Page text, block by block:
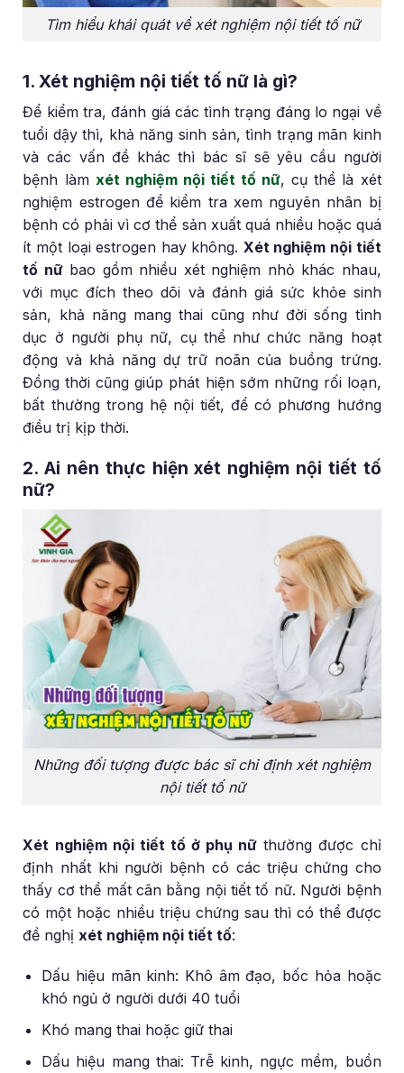
Tìm hiểu khái quát về xét nghiệm nội tiết tố nữ
1. Xét nghiệm nội tiết tố nữ là gì?
Để kiểm tra, đánh giá các tình trạng đáng lo ngại về
tuổi dậy thì, khả năng sinh sản, tình trạng mãn kinh
và các vấn đề khác thì bác sĩ sẽ yêu cầu người
bệnh làm xét nghiệm nội tiết tố nữ, cụ thể là xét
nghiệm estrogen để kiểm tra xem nguyên nhân bị
bệnh có phải vì cơ thể sản xuất quá nhiều hoặc quá
ít một loại estrogen hay không. Xét nghiệm nội tiết
tố nữbao gồm nhiều xét nghiệm nhỏ khác nhau,
với mục đích theo dõi và đánh giá sức khỏe sinh
sản, khả năng mang thai cũng như đời sống tình
dục ở người phụ nữ, cụ thể như chức năng hoạt
động và khả năng dự trữ noãn của buồng trứng.
Đồng thời cũng giúp phát hiện sớm những rối loạn,
bất thường trong hệ nội tiết, để có phương hướng
điều trị kịp thời.
2. Ai nên thực hiện xét nghiệm nội tiết tố
nữ?
Những đối tượng được bác sĩ chỉ định xét nghiệm
nội tiết tố nữ
Xét nghiệm nội tiết tố ở phụ nữ thường được chỉ
định nhất khi người bệnh có các triệu chứng cho
thấy cơ thể mất cân bằng nội tiết tố nữ. Người bệnh
có một hoặc nhiều triệu chứng sau thì có thể được
đề nghị xét nghiệm nội tiết tố:
Dấu hiệu mãn kinh: Khô âm đạo, bốc hỏa hoặc
khó ngủ ở người dưới 40 tuổi
Khó mang thai hoặc giữ thai
Dấu hiệu mang thai: Trễ kinh, ngực mềm, buồn